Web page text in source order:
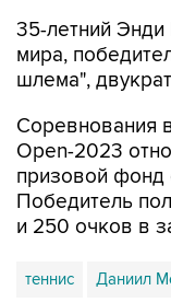
35-летний
мира,
шлема",
Соревнования
Open-2023
призовой фонд
Победитель
и 250 очков в
теннис Даниил